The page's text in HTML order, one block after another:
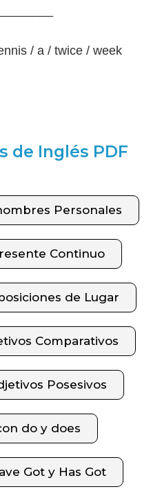
/ a / twice / week
de Inglés PDF
Personales
Continuo
de Lugar
Comparativos
Posesivos
do y does
Got y Has Got